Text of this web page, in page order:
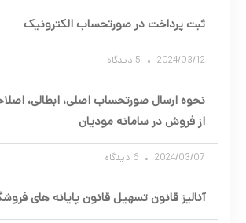
ثبت پرداخت در صورتحساب الکترونیک
2024/03/12
نحوه ارسال صورتحساب اصلی، ابطالی،
از فروش در سامانه مودیان
2024/03/07
آنالیز قانون تسهیل قانون پایانه های